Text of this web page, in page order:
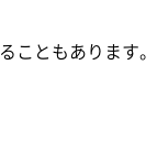
こともあります。